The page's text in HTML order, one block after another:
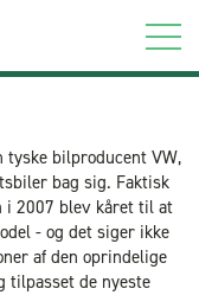
tyske bilproducent VW,
bag sig. Faktisk
i 2007 blev kåret til at
- og det siger ikke
af den oprindelige
tilpasset de nyeste